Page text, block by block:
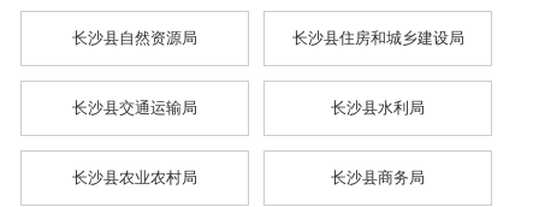
长沙县自然资源局 长沙县住房和城乡建设局
长沙县交通运输局 长沙县水利局
长沙县农业农村局 长沙县商务局